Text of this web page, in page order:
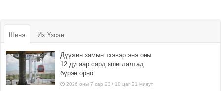
Шинэ Их Үзсэн
Дүүжин замын тээвэр энэ оны
12 дугаар сард ашиглалтад
бүрэн орно
2026 оны 7 сар 23 / 10 цаг 21 минут